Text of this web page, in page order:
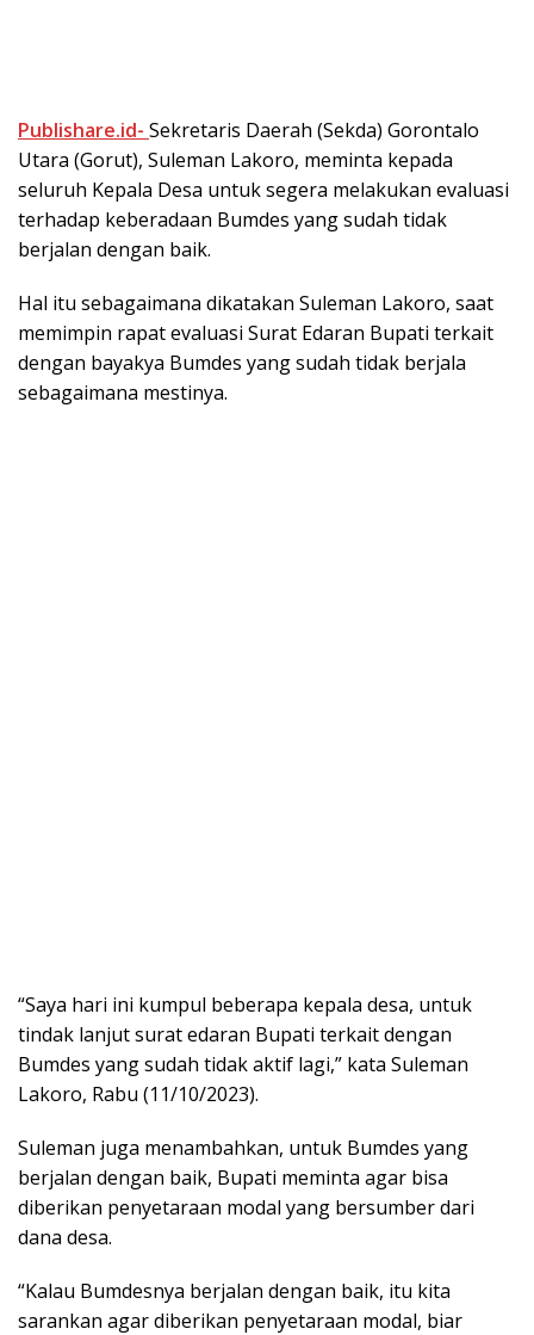
Publishare.id- Sekretaris Daerah (Sekda) Gorontalo
Utara (Gorut), Suleman Lakoro, meminta kepada
seluruh Kepala Desa untuk segera melakukan evaluasi
terhadap keberadaan Bumdes yang sudah tidak
berjalan dengan baik.
Hal itu sebagaimana dikatakan Suleman Lakoro, saat
memimpin rapat evaluasi Surat Edaran Bupati terkait
dengan bayakya Bumdes yang sudah tidak berjala
sebagaimana mestinya.
“Saya hari ini kumpul beberapa kepala desa, untuk
tindak lanjut surat edaran Bupati terkait dengan
Bumdes yang sudah tidak aktif lagi,” kata Suleman
Lakoro, Rabu (11/10/2023).
Suleman juga menambahkan, untuk Bumdes yang
berjalan dengan baik, Bupati meminta agar bisa
diberikan penyetaraan modal yang bersumber dari
dana desa.
“Kalau Bumdesnya berjalan dengan baik, itu kita
sarankan agar diberikan penyetaraan modal, biar